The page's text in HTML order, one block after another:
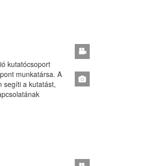
kutatócsoport
munkatársa. A
segíti a kutatást,